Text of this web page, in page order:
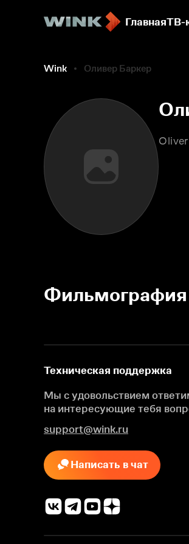
ГлавнаяТВ-
Wink Оливер Баркер
Фильмография
Техническая поддержка
Мы с удовольствием
на интересующие тебя
support@wink.ru
Написать в чат